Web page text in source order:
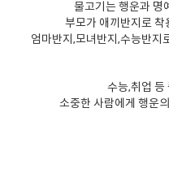
물고기는 행운과 명
부모가 애끼반지로 착
엄마반지,모녀반지,수능반지
수능,취업 등
소중한 사람에게 행운